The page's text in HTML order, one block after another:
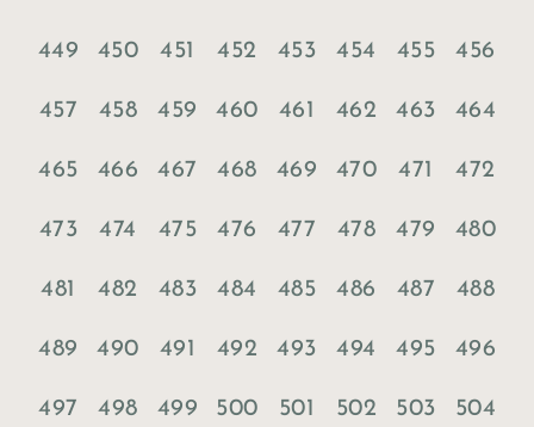
449 450 451 452 453 454 455 456
457 458 459 460 461 462 463 464
465 466 467 468 469 470 471 472
473 474 475 476 477 478 479 480
481 482 483 484 485 486 487 488
489 490 491 492 493 494 495 496
497 498 499 500 501 502 503 504